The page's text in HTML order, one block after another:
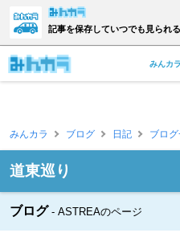
記事を保存していつでも見られる
みんカ
みんカラ ブログ 日記 ブロ
道東巡り
ブログ ASTREAのページ